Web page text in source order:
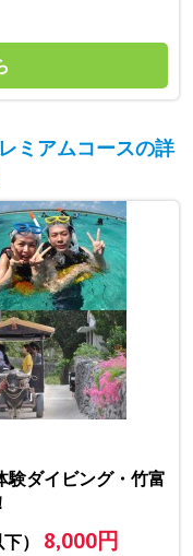
ミアムコースの詳
験ダイビング・竹富
） 8,000円